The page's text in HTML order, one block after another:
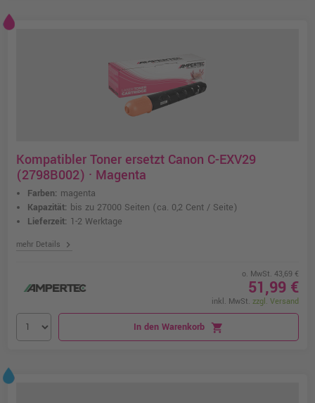
Kompatibler Toner ersetzt Canon C-EXV29
(2798B002) · Magenta
Farben: magenta
Kapazität: bis zu 27000 Seiten (ca. 0,2 Cent / Seite)
Lieferzeit: 1-2 Werktage
mehr Details chevron_right
o. MwSt. 43,69 €
51,99 €
inkl. MwSt. zzgl. Versand
In den Warenkorb shopping_cart